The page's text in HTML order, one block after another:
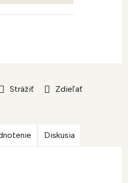
Strážiť Zdieľať
Diskusia